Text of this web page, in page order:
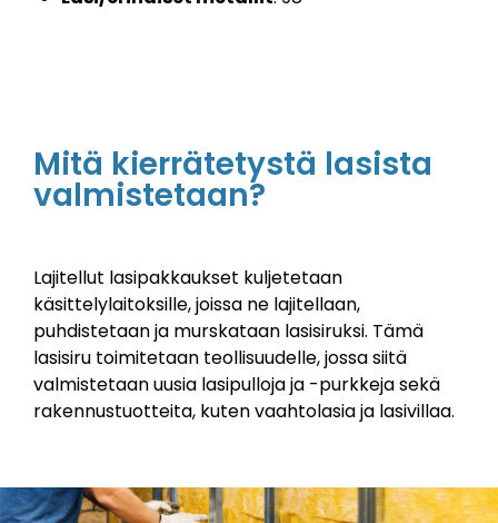
Mitä kierrätetystä lasista
valmistetaan?
Lajitellut lasipakkaukset kuljetetaan
käsittelylaitoksille, joissa ne lajitellaan,
puhdistetaan ja murskataan lasisiruksi. Tämä
lasisiru toimitetaan teollisuudelle, jossa siitä
valmistetaan uusia lasipulloja ja -purkkeja sekä
rakennustuotteita, kuten vaahtolasia ja lasivillaa.